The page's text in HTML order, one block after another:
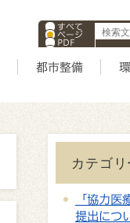
すべて
ページ
PDF
ID
都市整備
カテゴリ
「協力医
提出につ